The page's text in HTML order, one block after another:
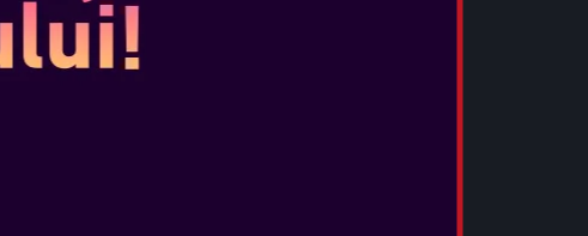
vor primi articole speciale de colaborare cu
cum ar fi skin-ul Grace! Articolele de
după lansarea Resident Evil Requiem, iar